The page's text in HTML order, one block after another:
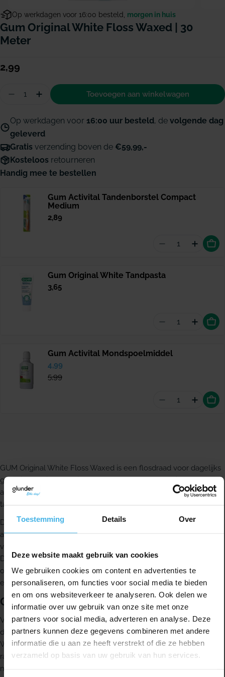
Toestemming Details Over
Deze website maakt gebruik van cookies
We gebruiken cookies om content en advertenties te
personaliseren, om functies voor social media te bieden
en om ons websiteverkeer te analyseren. Ook delen we
informatie over uw gebruik van onze site met onze
partners voor social media, adverteren en analyse. Deze
partners kunnen deze gegevens combineren met andere
informatie die u aan ze heeft verstrekt of die ze hebben
verzameld op basis van uw gebruik van hun services.
Op werkdagen voor 16:00 besteld, morgen in huis
Gum Original White Floss Waxed | 30
Meter
Normale
2,99
Hoeveelheid
Aantal verminderen voor GUM Original White
Hoeveelheid verhogen voor GUM Original
Toevoegen aan winkelwagen
Op werkdagen voor 16:00 uur besteld, de volgende dag
geleverd
Gratis verzending boven de €59,99,-
Kosteloos retourneren
Handig mee te bestellen
Gum Activital Tandenborstel Compact
Medium
Normale
2,89
Aantal
Gum Original White Tandpasta
Normale
3,65
Aantal
Gum Activital Mondspoelmiddel
Verkoopprijs
4,99
Normale
prijs
5,99
Aantal
GUM Original White Floss Waxed is een flosdraad voor dagelijks
gebruik, speciaal ontwikkeld om tandplak, verkleuringen en
aanslag tussen je tanden te verwijderen, op plekken waar je
tandenborstel niet goed bij komt.
De natuurlijke witte kleur van tanden kan in de loop van de tijd
afnemen. Verkleuringen kunnen ontstaan door bepaalde
voeding, drank, roken, medicijnen of gewoon door veroudering.
Deze flosdraad uit het GUM Original White assortiment is
ontwikkeld om vlekken tussen de tanden te helpen verwijderen
en te helpen voorkomen dat ze opnieuw ontstaan.
Gebruik
Voor een goede dagelijkse mondverzorging gebruik je iedere
dag flosdraad, het liefst na iedere maaltijd. Met GUM Original
White Floss reinig je tussen tanden en kiezen en ook onder de
rand van je tandvlees. Zo pak je tandplak aan op plekken die
met alleen poetsen vaak lastig te bereiken zijn.